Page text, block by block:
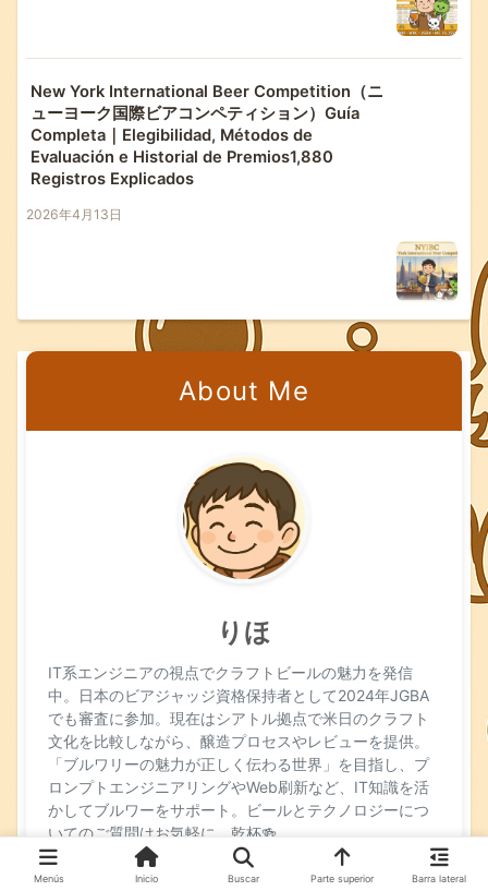
New York International Beer Competition（ニ
ューヨーク国際ビアコンペティション）Guía
Completa｜Elegibilidad, Métodos de
Evaluación e Historial de Premios1,880
Registros Explicados
2026年4月13日
About Me
りほ
IT系エンジニアの視点でクラフトビールの魅力を発信
中。日本のビアジャッジ資格保持者として2024年JGBA
でも審査に参加。現在はシアトル拠点で米日のクラフト
文化を比較しながら、醸造プロセスやレビューを提供。
「ブルワリーの魅力が正しく伝わる世界」を目指し、プ
ロンプトエンジニアリングやWeb刷新など、IT知識を活
かしてブルワーをサポート。ビールとテクノロジーにつ
いてのご質問はお気軽に。乾杯🍻
Menús Inicio Buscar Parte superior Barra lateral